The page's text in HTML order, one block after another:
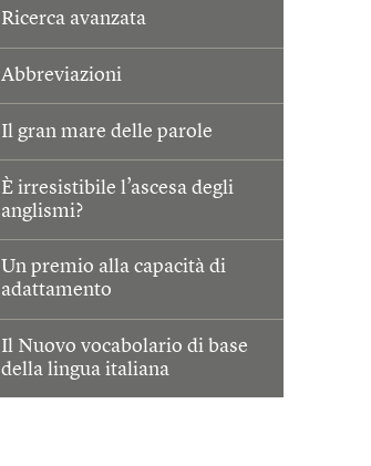
Ricerca avanzata
Abbreviazioni
Il gran mare delle parole
È irresistibile l’ascesa degli
anglismi?
Un premio alla capacità di
adattamento
Il Nuovo vocabolario di base
della lingua italiana